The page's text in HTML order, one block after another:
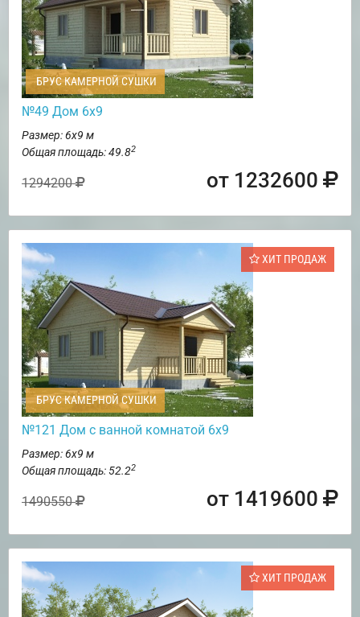
БРУС КАМЕРНОЙ СУШКИ
№49 Дом 6х9
Размер: 6х9 м
Общая площадь: 49.82
1294200 от 1232600
ХИТ ПРОДАЖ
БРУС КАМЕРНОЙ СУШКИ
№121 Дом с ванной комнатой 6х9
Размер: 6х9 м
Общая площадь: 52.22
1490550 от 1419600
ХИТ ПРОДАЖ